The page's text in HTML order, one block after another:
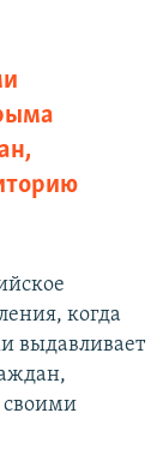
когда
выдавливает